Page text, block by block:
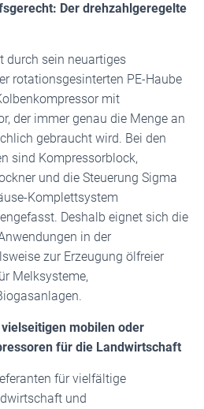
Der drehzahlgeregelte
durch sein neuartiges
rotationsgesinterten PE-Haube
mit
der immer genau die Menge an
gebraucht wird. Bei den
sind Kompressorblock,
und die Steuerung Sigma
Komplettsystem
Deshalb eignet sich die
in der
zur Erzeugung ölfreier
Melksysteme,
mobilen oder
für die Landwirtschaft
für vielfältige
und